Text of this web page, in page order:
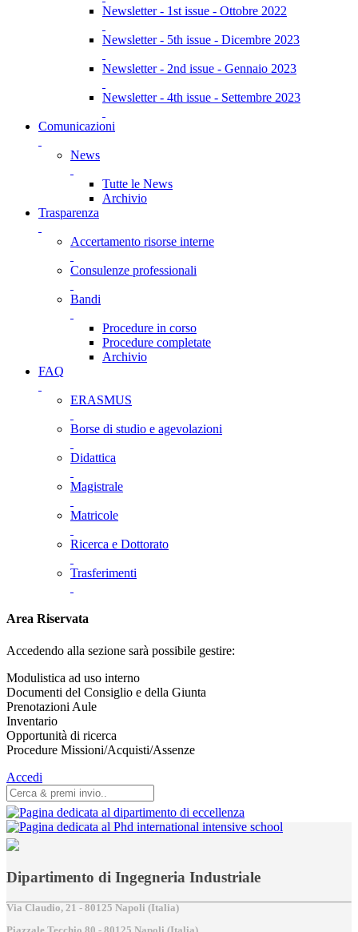
Newsletter - 1st issue - Ottobre 2022
Newsletter - 5th issue - Dicembre 2023
Newsletter - 2nd issue - Gennaio 2023
Newsletter - 4th issue - Settembre 2023
Comunicazioni
News
Tutte le News
Archivio
Trasparenza
Accertamento risorse interne
Consulenze professionali
Bandi
Procedure in corso
Procedure completate
Archivio
FAQ
ERASMUS
Borse di studio e agevolazioni
Didattica
Magistrale
Matricole
Ricerca e Dottorato
Trasferimenti
Area Riservata
Accedendo alla sezione sarà possibile gestire:
Modulistica ad uso interno
Documenti del Consiglio e della Giunta
Prenotazioni Aule
Inventario
Opportunità di ricerca
Procedure Missioni/Acquisti/Assenze
Accedi
Dipartimento di Ingegneria Industriale
Via Claudio, 21 - 80125 Napoli (Italia)